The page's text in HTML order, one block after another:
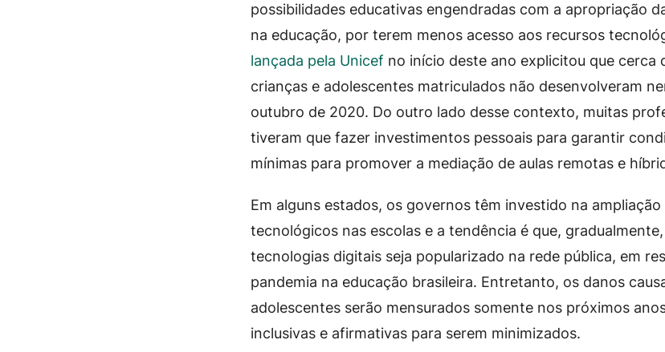
possibilidades educativas engendradas com a apropriação
na educação, por terem menos acesso aos recursos
lançada pela Unicef no início deste ano explicitou que cerca
crianças e adolescentes matriculados não desenvolveram
outubro de 2020. Do outro lado desse contexto, muitas
tiveram que fazer investimentos pessoais para garantir
mínimas para promover a mediação de aulas remotas e
Em alguns estados, os governos têm investido na
tecnológicos nas escolas e a tendência é que,
tecnologias digitais seja popularizado na rede pública, em
pandemia na educação brasileira. Entretanto, os danos
adolescentes serão mensurados somente nos próximos
inclusivas e afirmativas para serem minimizados.